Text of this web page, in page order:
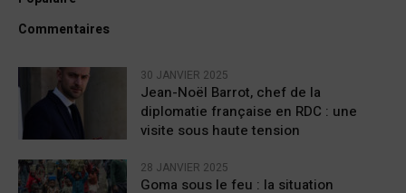
Commentaires
30 JANVIER 2025
Jean-Noël Barrot, chef de la
diplomatie française en RDC : une
visite sous haute tension
28 JANVIER 2025
Goma sous le feu : la situation